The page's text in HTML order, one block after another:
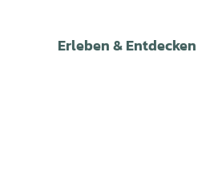
Erleben & Entdecken